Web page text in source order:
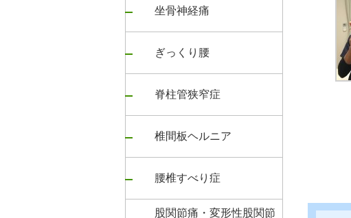
坐骨神経痛
ぎっくり腰
脊柱管狭窄症
椎間板ヘルニア
腰椎すべり症
股関節痛・変形性股関節